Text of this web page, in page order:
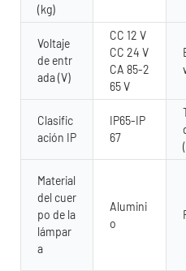
(kg)
Voltaje
de entr
ada (V)
CC 12 V
CC 24 V
CA 85-2
65 V
Clasific
ación IP
IP65-IP
67
Material
del cuer
po de la
lámpar
a
Alumini
o